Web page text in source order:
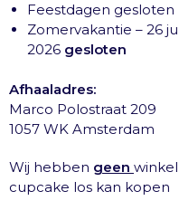
Feestdagen gesloten
Zomervakantie – 26
2026 gesloten
Afhaaladres:
Marco Polostraat 209
1057 WK Amsterdam
Wij hebben geen
cupcake los kan kopen